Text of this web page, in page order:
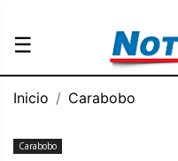
☰
Inicio Carabobo
Carabobo